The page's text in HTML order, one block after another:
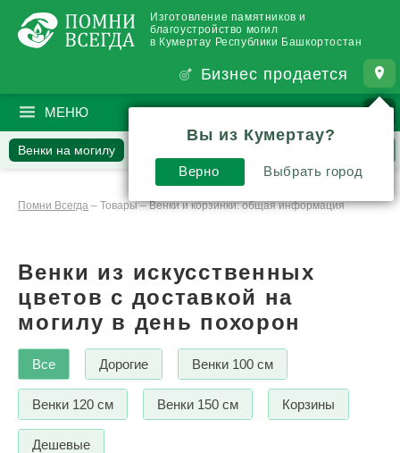
Изготовление памятников и
благоустройство могил
в Кумертау Республики Башкортостан
Бизнес продается
МЕНЮ ПОИСК
Венки на могилу
Помни Всегда –Товары–Венки и корзинки: общая информация
Венки из искусственных
цветов с доставкой на
могилу в день похорон
Все Дорогие Венки 100 см
Венки 120 см Венки 150 см Корзины
Дешевые
Вы из Кумертау?
Верно Выбрать город